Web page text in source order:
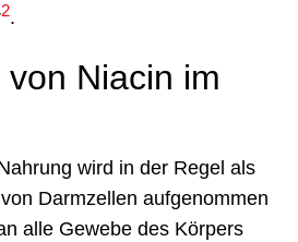
2.
Niacin im
wird in der Regel als
Darmzellen aufgenommen
alle Gewebe des Körpers